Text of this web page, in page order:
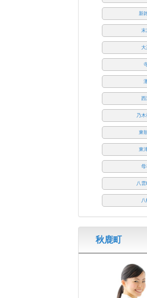
新
末
大
西
乃木
東
東
母
八
八
秋鹿町